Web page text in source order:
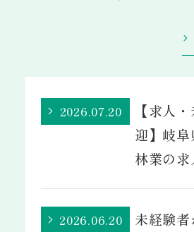
2026.07.20
【求人
迎】岐
林業の
2026.06.20
未経験